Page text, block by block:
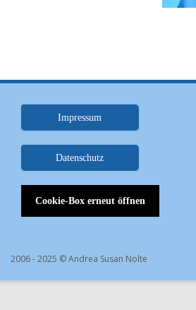
Impressum
Datenschutz
Cookie-Box erneut öffnen
2006 - 2025 © Andrea Susan Nolte